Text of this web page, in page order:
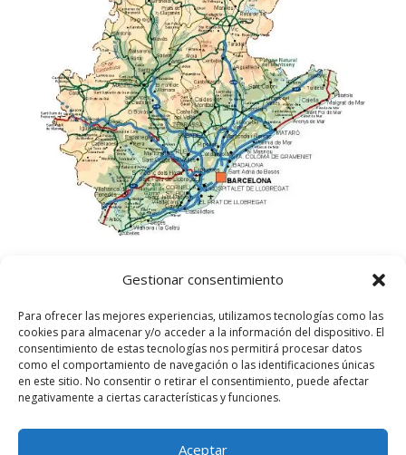
Gestionar consentimiento
Para ofrecer las mejores experiencias, utilizamos tecnologías como las
cookies para almacenar y/o acceder a la información del dispositivo. El
consentimiento de estas tecnologías nos permitirá procesar datos
como el comportamiento de navegación o las identificaciones únicas
en este sitio. No consentir o retirar el consentimiento, puede afectar
negativamente a ciertas características y funciones.
Aceptar
Lampista Barcelona. Todos los derechos